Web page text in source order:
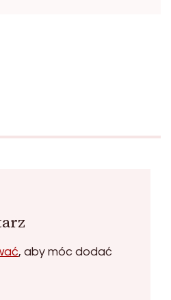
, aby móc dodać